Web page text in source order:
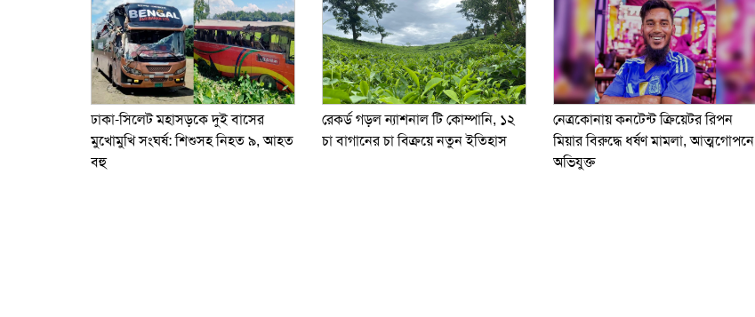
ঢাকা-সিলেট মহাসড়কে দুই বাসের
মুখোমুখি সংঘর্ষ: শিশুসহ নিহত ৯, আহত
বহু
রেকর্ড গড়ল ন্যাশনাল টি কোম্পানি, ১২
চা বাগানের চা বিক্রয়ে নতুন ইতিহাস
নেত্রকোনায় কনটেন্ট ক্রিয়েটর রিপন
মিয়ার বিরুদ্ধে ধর্ষণ মামলা, আত্মগোপনে
অভিযুক্ত